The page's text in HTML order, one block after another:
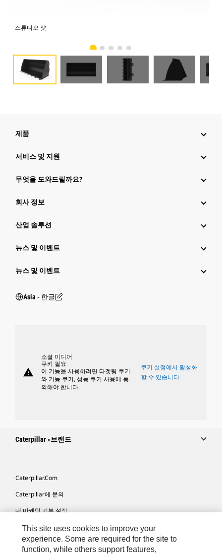
스튜디오 샷
제품
서비스 및 지원
무엇을 도와드릴까요?
회사 정보
산업 솔루션
뉴스 및 이벤트
뉴스 및 이벤트
Asia - 한글
warning
소셜 미디어
쿠키 필요
이 기능을 사용하려면 타겟팅 쿠키
와 기능 쿠키, 성능 쿠키 사용에 동
의해야 합니다.
쿠키 설정에서 활성화
할 수 있습니다
Caterpillar »브랜드
Caterpillar.com
Caterpillar에 문의
내 마케팅 기본 설정
사이트 맵
Cookie Settings
This site uses cookies to improve your
experience. Some are required for the site to
function, while others support features,